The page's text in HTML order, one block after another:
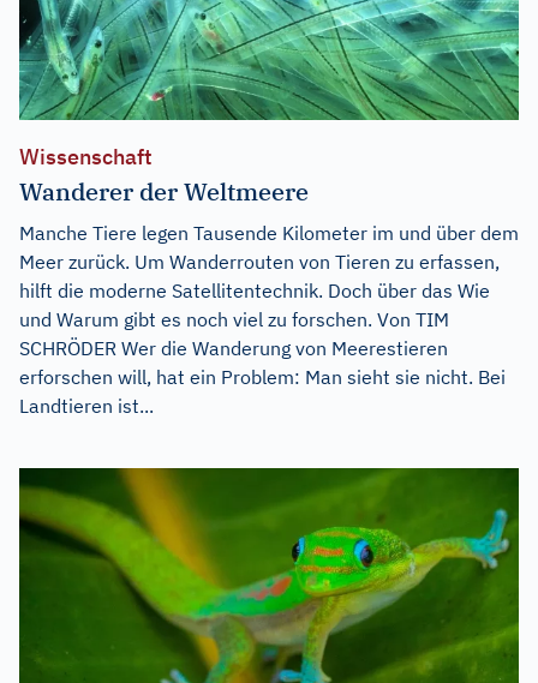
Wissenschaft
Wanderer der Weltmeere
Manche Tiere legen Tausende Kilometer im und über dem
Meer zurück. Um Wanderrouten von Tieren zu erfassen,
hilft die moderne Satellitentechnik. Doch über das Wie
und Warum gibt es noch viel zu forschen. Von TIM
SCHRÖDER Wer die Wanderung von Meerestieren
erforschen will, hat ein Problem: Man sieht sie nicht. Bei
Landtieren ist...